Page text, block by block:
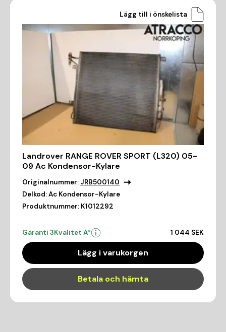
Lägg till i önskelista
Landrover RANGE ROVER SPORT (L320) 05-
09 Ac Kondensor-Kylare
Originalnummer: JRB500140
Delkod:Ac Kondensor-Kylare
Produktnummer: K1012292
Garanti 3Kvalitet A* 1 044 SEK
Lägg i varukorgen
Betala och hämta